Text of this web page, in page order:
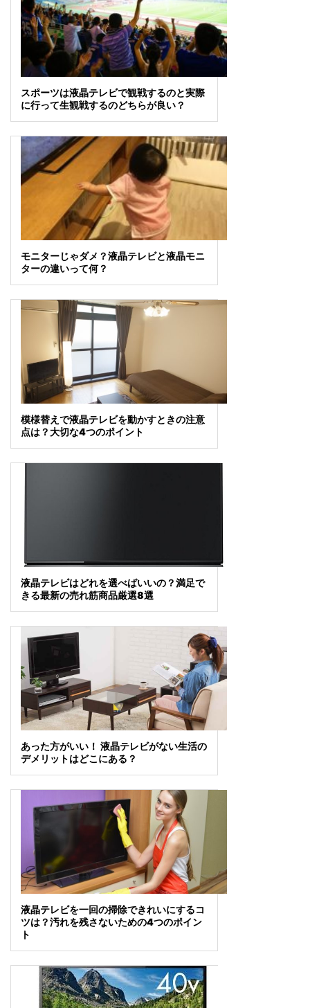
スポーツは液晶テレビで観戦するのと実際
に行って生観戦するのどちらが良い？
モニターじゃダメ？液晶テレビと液晶モニ
ターの違いって何？
模様替えで液晶テレビを動かすときの注意
点は？大切な4つのポイント
液晶テレビはどれを選べばいいの？満足で
きる最新の売れ筋商品厳選8選
あった方がいい！ 液晶テレビがない生活の
デメリットはどこにある？
液晶テレビを一回の掃除できれいにするコ
ツは？汚れを残さないための4つのポイン
ト